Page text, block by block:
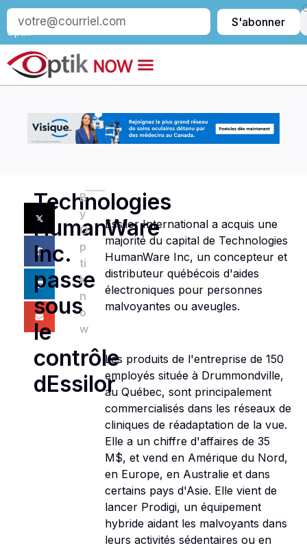
S’abonner
Optik
S'abonner
Technologies
HumanWare
Inc.
passe
sous
le
contrôle
dEssilor
B
y
O
p
ti
k
n
o
w
Essilor International a acquis une
majorité du capital de Technologies
HumanWare Inc, un concepteur et
distributeur québécois d'aides
électroniques pour personnes
malvoyantes ou aveugles.
Les produits de l'entreprise de 150
employés située à Drummondville,
au Québec, sont principalement
commercialisés dans les réseaux de
cliniques de réadaptation de la vue.
Elle a un chiffre d'affaires de 35
M$, et vend en Amérique du Nord,
en Europe, en Australie et dans
certains pays d'Asie. Elle vient de
lancer Prodigi, un équipement
hybride aidant les malvoyants dans
leurs activités sédentaires ou en